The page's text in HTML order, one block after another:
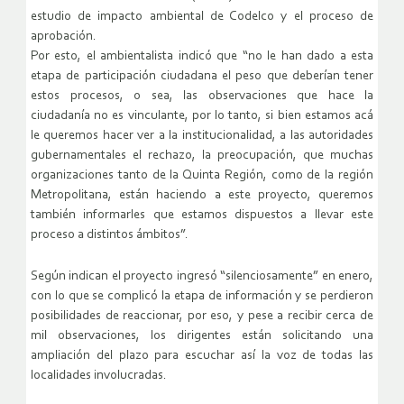
estudio de impacto ambiental de Codelco y el proceso de
aprobación.
Por esto, el ambientalista indicó que “no le han dado a esta
etapa de participación ciudadana el peso que deberían tener
estos procesos, o sea, las observaciones que hace la
ciudadanía no es vinculante, por lo tanto, si bien estamos acá
le queremos hacer ver a la institucionalidad, a las autoridades
gubernamentales el rechazo, la preocupación, que muchas
organizaciones tanto de la Quinta Región, como de la región
Metropolitana, están haciendo a este proyecto, queremos
también informarles que estamos dispuestos a llevar este
proceso a distintos ámbitos”.
Según indican el proyecto ingresó “silenciosamente” en enero,
con lo que se complicó la etapa de información y se perdieron
posibilidades de reaccionar, por eso, y pese a recibir cerca de
mil observaciones, los dirigentes están solicitando una
ampliación del plazo para escuchar así la voz de todas las
localidades involucradas.